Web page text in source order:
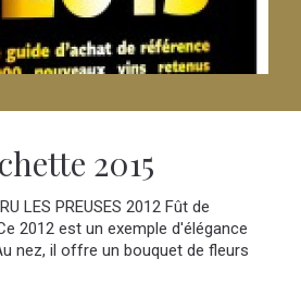
2015
LES PREUSES 2012 Fût de
2012 est un exemple d'élégance
nez, il offre un bouquet de fleurs